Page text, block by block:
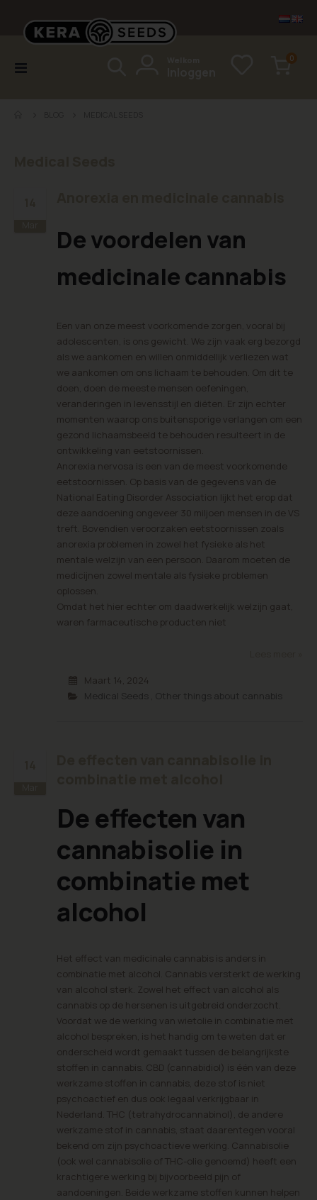
Toggle
0items
De voordelen van
medicinale cannabis
Een van onze meest voorkomende zorgen, vooral bij
adolescenten, is ons gewicht. We zijn vaak erg bezorgd
als we aankomen en willen onmiddellijk verliezen wat
we aankomen om ons lichaam te behouden. Om dit te
doen, doen de meeste mensen oefeningen,
veranderingen in levensstijl en diëten. Er zijn echter
momenten waarop ons buitensporige verlangen om een
gezond lichaamsbeeld te behouden resulteert in de
ontwikkeling van eetstoornissen.
Anorexia nervosa is een van de meest voorkomende
eetstoornissen. Op basis van de gegevens van de
National Eating Disorder Association lijkt het erop dat
deze aandoening ongeveer 30 miljoen mensen in de VS
treft. Bovendien veroorzaken eetstoornissen zoals
anorexia problemen in zowel het fysieke als het
mentale welzijn van een persoon. Daarom moeten de
medicijnen zowel mentale als fysieke problemen
oplossen.
Omdat het hier echter om daadwerkelijk welzijn gaat,
waren farmaceutische producten niet
Maart 14, 2024
Medical Seeds
Other things about cannabis
De effecten van
cannabisolie in
combinatie met
alcohol
Het effect van medicinale cannabis is anders in
combinatie met alcohol. Cannabis versterkt de werking
van alcohol sterk. Zowel het effect van alcohol als
cannabis op de hersenen is uitgebreid onderzocht.
Voordat we de werking van wietolie in combinatie met
alcohol bespreken, is het handig om te weten dat er
onderscheid wordt gemaakt tussen de belangrijkste
stoffen in cannabis. CBD (cannabidiol) is één van deze
werkzame stoffen in cannabis, deze stof is niet
psychoactief en dus ook legaal verkrijgbaar in
Nederland. THC (tetrahydrocannabinol), de andere
werkzame stof in cannabis, staat daarentegen vooral
bekend om zijn psychoactieve werking. Cannabisolie
(ook wel cannabisolie of THC-olie genoemd) heeft een
krachtigere werking bij bijvoorbeeld pijn of
aandoeningen. Beide werkzame stoffen kunnen helpen